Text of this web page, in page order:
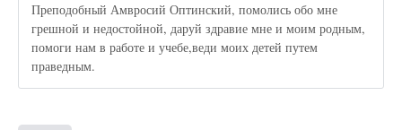
Преподобный Амвросий Оптинский, помолись обо мне
грешной и недостойной, даруй здравие мне и моим родным,
помоги нам в работе и учебе,веди моих детей путем
праведным.